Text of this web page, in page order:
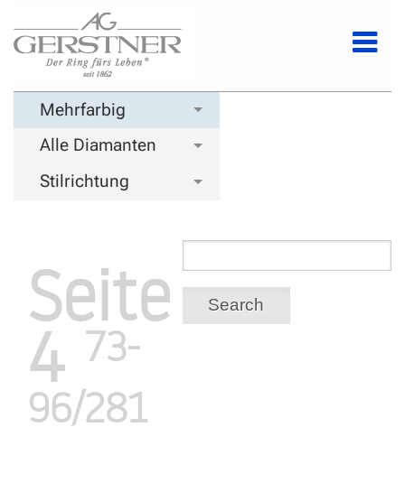
Mehrfarbig
Alle Diamanten
Stilrichtung
Search
Seite
4 73-
96/281